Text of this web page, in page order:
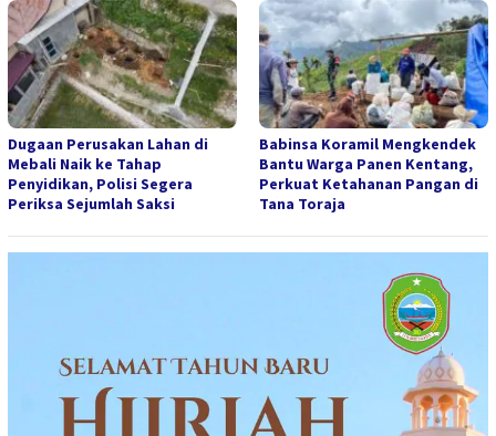
Dugaan Perusakan Lahan di
Mebali Naik ke Tahap
Penyidikan, Polisi Segera
Periksa Sejumlah Saksi
Babinsa Koramil Mengkendek
Bantu Warga Panen Kentang,
Perkuat Ketahanan Pangan di
Tana Toraja